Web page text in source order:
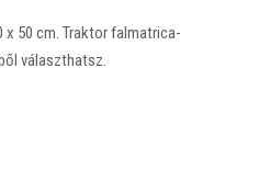
50 cm. Traktor falmatrica-
választhatsz.